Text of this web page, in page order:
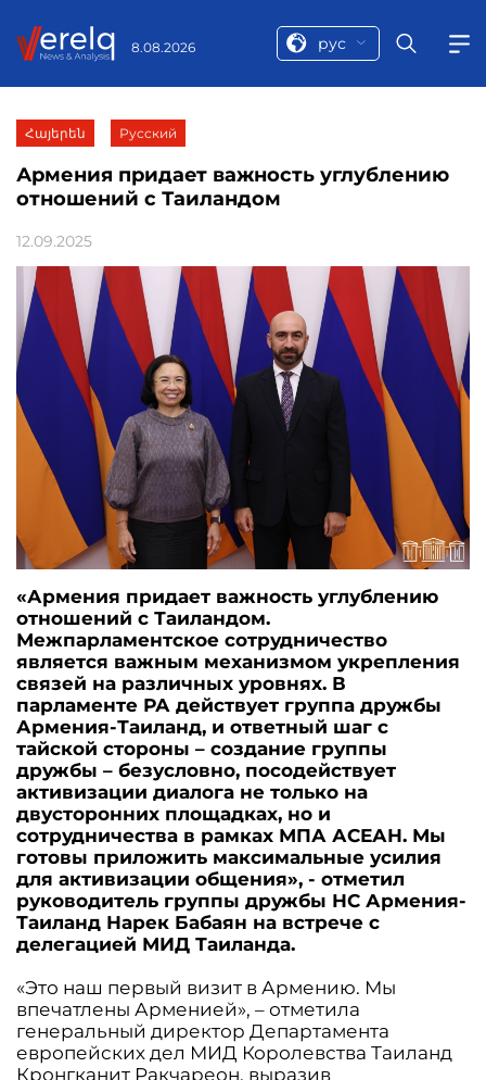
8.08.2026 рус
Հայերեն Русский
Армения придаeт важность углублению
отношений с Таиландом
12.09.2025
«Армения придает важность углублению
отношений с Таиландом.
Межпарламентское сотрудничество
является важным механизмом укрепления
связей на различных уровнях. В
парламенте РА действует группа дружбы
Армения-Таиланд, и ответный шаг с
тайской стороны – создание группы
дружбы – безусловно, посодействует
активизации диалога не только на
двусторонних площадках, но и
сотрудничества в рамках МПА АСЕАН. Мы
готовы приложить максимальные усилия
для активизации общения», - отметил
руководитель группы дружбы НС Армения-
Таиланд Нарек Бабаян на встрече с
делегацией МИД Таиланда.
«Это наш первый визит в Армению. Мы
впечатлены Арменией», – отметила
генеральный директор Департамента
европейских дел МИД Королевства Таиланд
Кронгканит Ракчареон, выразив